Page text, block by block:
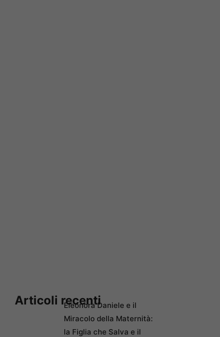
Articoli recentiEleonora Daniele e il
Miracolo della Maternità:
la Figlia che Salva e il